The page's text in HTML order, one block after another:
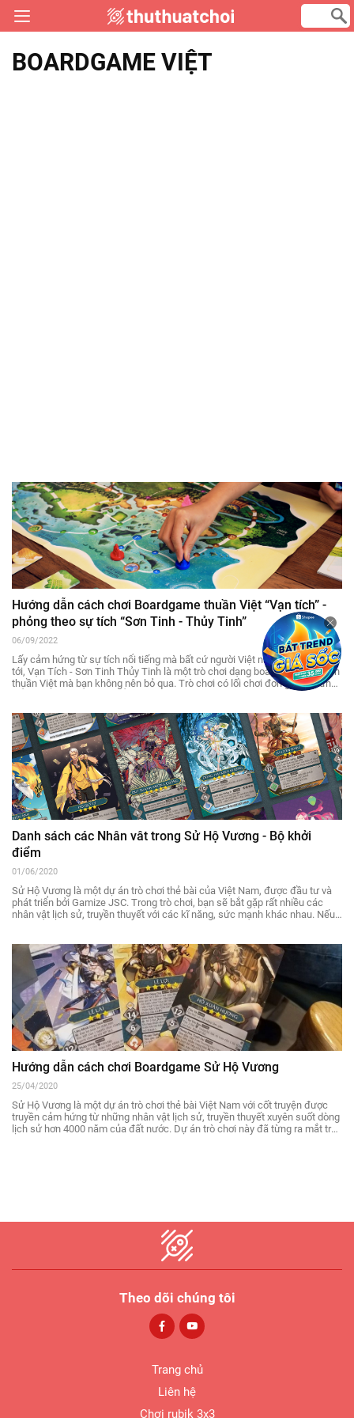
BOARDGAME VIỆT
Hướng dẫn cách chơi Boardgame thuần Việt “Vạn tích” -
phỏng theo sự tích “Sơn Tinh - Thủy Tinh”
06/09/2022
Lấy cảm hứng từ sự tích nổi tiếng mà bất cứ người Việt nào cũng đều biết
tới, Vạn Tích - Sơn Tinh Thủy Tinh là một trò chơi dạng boardgame cổ điển
thuần Việt mà bạn không nên bỏ qua. Trò chơi có lối chơi đơn giản, nhưng
bài viết dưới đây nhé!
Danh sách các Nhân vât trong Sử Hộ Vương - Bộ khởi
điểm
01/06/2020
Sử Hộ Vương là một dự án trò chơi thẻ bài của Việt Nam, được đầu tư và
phát triển bởi Gamize JSC. Trong trò chơi, bạn sẽ bắt gặp rất nhiều các
nhân vật lịch sử, truyền thuyết với các kĩ năng, sức mạnh khác nhau. Nếu
Game Sử Hộ Vương phiên bản Bộ Khởi điểm trong bài viết dưới đây.
Hướng dẫn cách chơi Boardgame Sử Hộ Vương
25/04/2020
Sử Hộ Vương là một dự án trò chơi thẻ bài Việt Nam với cốt truyện được
truyền cảm hứng từ những nhân vật lịch sử, truyền thuyết xuyên suốt dòng
lịch sử hơn 4000 năm của đất nước. Dự án trò chơi này đã từng ra mắt trên
Theo dõi chúng tôi
Trang chủ
Liên hệ
Chơi rubik 3x3